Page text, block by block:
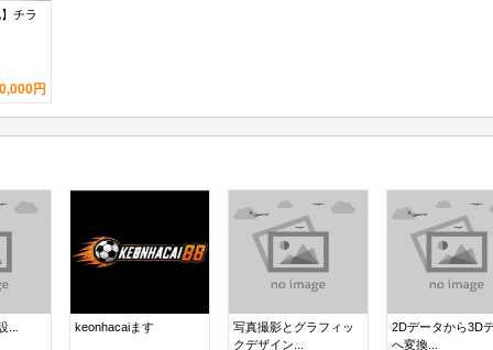
チラ
円
... keonhacaiます
写真撮影とグラフィッ
クデザイン...
2Dデータから3D
へ変換...